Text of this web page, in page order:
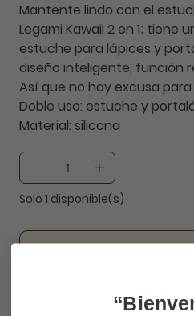
Mantente lindo con el
Legami Kawaii 2 en 1; tiene
estuche para lápices y
diseño inteligente, función
Así que no hay excusa
Doble uso: estuche y
Material: silicona
Solo 1 disponible(s)